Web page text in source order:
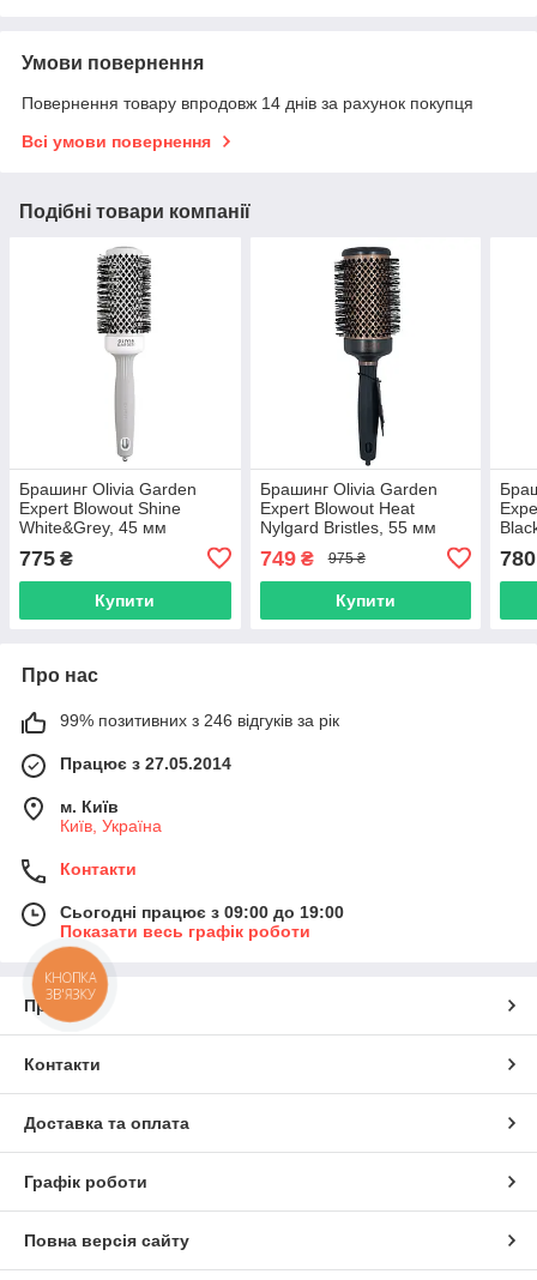
Умови повернення
Повернення товару впродовж 14 днів за рахунок покупця
Всі умови повернення
Подібні товари компанії
Брашинг Оlivia Garden
Expert Blowout Shine
White&Grey, 45 мм
775 ₴
Купити
Брашинг Olivia Garden
Expert Blowout Heat
Nylgard Bristles, 55 мм
749₴ 975 ₴
Купити
780
Про нас
99% позитивних з 246 відгуків за рік
Працює з 27.05.2014
м. Київ
Київ, Україна
Контакти
Сьогодні працює з 09:00 до 19:00
Показати весь графік роботи
Про нас
Контакти
Доставка та оплата
Графік роботи
Повна версія сайту
КНОПКА
ЗВ'ЯЗКУ